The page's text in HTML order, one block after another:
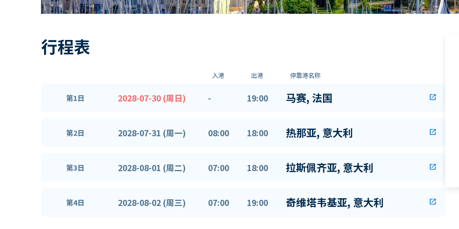
行程表
入港 出港 停靠港名称
第1日 2028-07-30 (周日) - 19:00 马赛, 法国 open_in_new
第2日 2028-07-31 (周一) 08:00 18:00 热那亚, 意大利 open_in_new
第3日 2028-08-01 (周二) 07:00 18:00 拉斯佩齐亚, 意大利 open_in_new
第4日 2028-08-02 (周三) 07:00 19:00 奇维塔韦基亚, 意大利 open_in_new